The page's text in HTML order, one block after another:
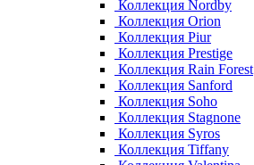
Коллекция Nordby
Коллекция Orion
Коллекция Piur
Коллекция Prestige
Коллекция Rain Forest
Коллекция Sanford
Коллекция Soho
Коллекция Stagnone
Коллекция Syros
Коллекция Tiffany